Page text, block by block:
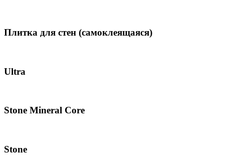
Плитка для стен (самоклеящаяся)
Ultra
Stone Mineral Core
Stone